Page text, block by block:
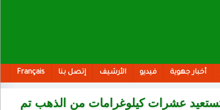
أخبار جهوية فيديو الأرشيف إتصل بنا Français
تستعيد عشرات كيلوغرامات من الذهب تم